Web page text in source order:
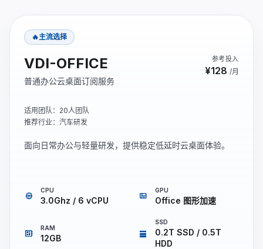
🔥主流选择
VDI-OFFICE
普通办公云桌面订阅服务
参考投入
¥128 /月
适用团队：20人团队
推荐行业：汽车研发
面向日常办公与轻量研发，提供稳定低延时云桌面体验。
memory CPU
3.0Ghz / 6 vCPU view_quilt GPU
Office 图形加速
developer_board RAM
12GB storage
SSD
0.2T SSD / 0.5T
HDD